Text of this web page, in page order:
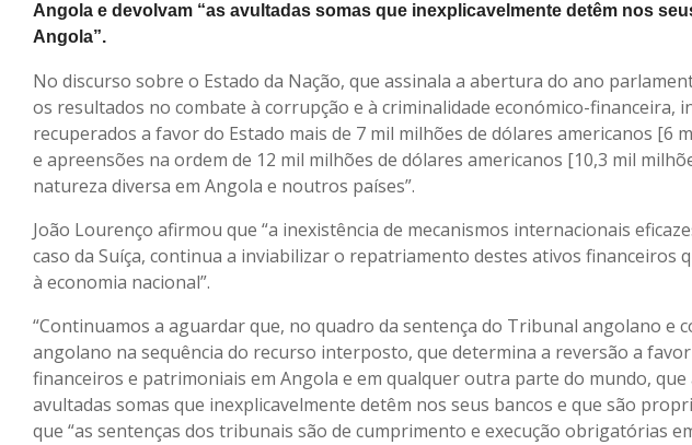
Angola e devolvam “as avultadas somas que inexplicavelmente detêm nos
Angola”.
No discurso sobre o Estado da Nação, que assinala a abertura do ano
os resultados no combate à corrupção e à criminalidade económico-financeira,
recuperados a favor do Estado mais de 7 mil milhões de dólares americanos [6
e apreensões na ordem de 12 mil milhões de dólares americanos [10,3 mil
natureza diversa em Angola e noutros países”.
João Lourenço afirmou que “a inexistência de mecanismos internacionais
caso da Suíça, continua a inviabilizar o repatriamento destes ativos financeiros
à economia nacional”.
“Continuamos a aguardar que, no quadro da sentença do Tribunal angolano e
angolano na sequência do recurso interposto, que determina a reversão a
financeiros e patrimoniais em Angola e em qualquer outra parte do mundo, que
avultadas somas que inexplicavelmente detêm nos seus bancos e que são
que “as sentenças dos tribunais são de cumprimento e execução obrigatórias